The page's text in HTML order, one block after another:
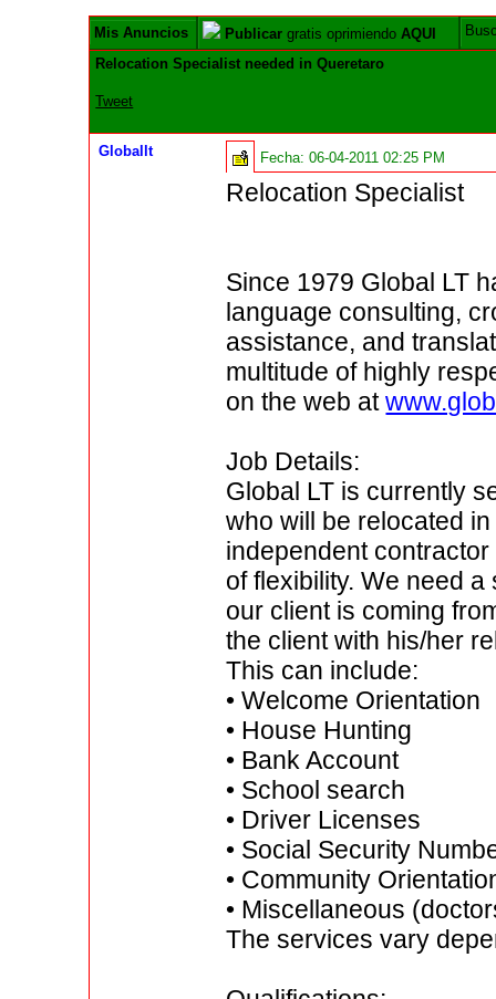
Mis Anuncios Publicar gratis oprimiendoAQUI
Relocation Specialist needed in Queretaro
Tweet
Globallt Fecha:06-04-2011 02:25 PM
Relocation Specialist
Since 1979 Global LT
language consulting,
assistance, and
multitude of highly
on the web at
Job Details:
Global LT is currently
who will be relocated
independent
of flexibility. We need
our client is coming
the client with his/her
This can include:
• Welcome Orientation
• House Hunting
• Bank Account
• School search
• Driver Licenses
• Social Security
• Community
• Miscellaneous
The services vary